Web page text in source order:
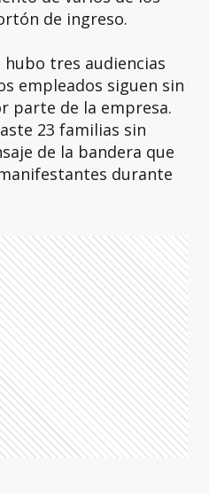
de ingreso.
tres audiencias
empleados siguen sin
parte de la empresa.
23 familias sin
de la bandera que
durante